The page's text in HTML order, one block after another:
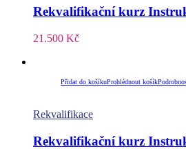
Rekvalifikační kurz
21.500 Kč
Přidat do košíkuProhlédnout košík
Rekvalifikace
Rekvalifikační kurz